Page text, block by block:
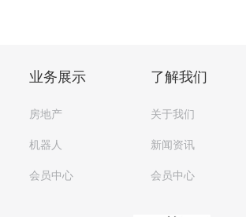
房地产
机器人
会员中心
业务展示
关于我们
新闻资讯
会员中心
了解我们